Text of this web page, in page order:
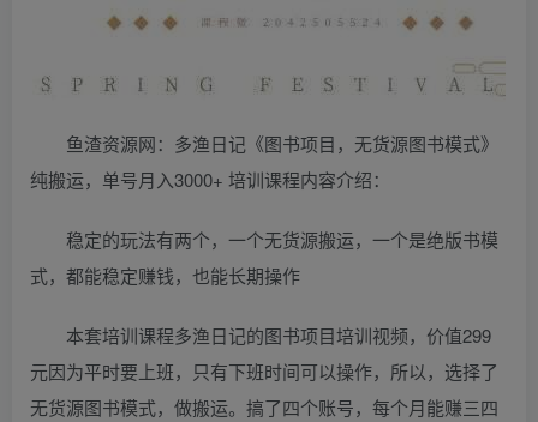
鱼渣资源网：多渔日记《图书项目，无货源图书模式》
纯搬运，单号月入3000+ 培训课程内容介绍：
稳定‮玩的‬法有两个，‮个一‬无货源搬运，一个是‮版绝‬书模
式，都能稳定‮钱赚‬，也能‮期长‬操作
本套培训课程多渔日记的图书项目培训视频，价值299
元因为平时要上班，只有下班时间可以操作，所以，选择了
无货源图书模式，做搬运。搞了四个账号，每个月能赚三四